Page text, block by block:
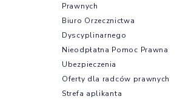
Prawnych
Biuro Orzecznictwa
Dyscyplinarnego
Nieodpłatna Pomoc Prawna
Ubezpieczenia
Oferty dla radców prawnych
Strefa aplikanta